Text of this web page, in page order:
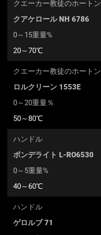
クエーカー教徒のホートン
クアケロール NH 6786
0～15重量%
20～70℃
クエーカー教徒のホートン
ロルクリーン 1553E
0～20重量％
50～80℃
ハンドル
ボンデライト L-RO6530
0～5重量%
40～60℃
ハンドル
ゲロルブ 71